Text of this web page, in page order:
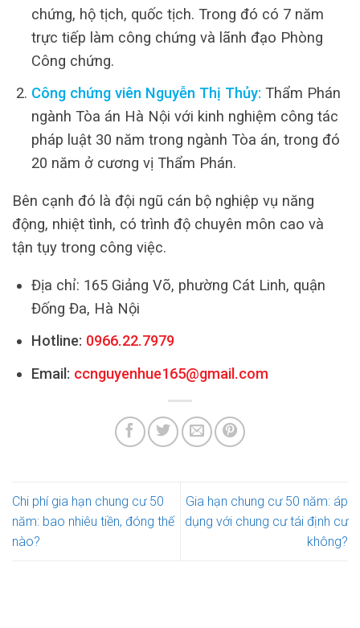
chứng, hộ tịch, quốc tịch. Trong đó có 7 năm
trực tiếp làm công chứng và lãnh đạo Phòng
Công chứng.
Công chứng viên Nguyễn Thị Thủy: Thẩm Phán
ngành Tòa án Hà Nội với kinh nghiệm công tác
pháp luật 30 năm trong ngành Tòa án, trong đó
20 năm ở cương vị Thẩm Phán.
Bên cạnh đó là đội ngũ cán bộ nghiệp vụ năng
động, nhiệt tình, có trình độ chuyên môn cao và
tận tụy trong công việc.
Địa chỉ: 165 Giảng Võ, phường Cát Linh, quận
Đống Đa, Hà Nội
Hotline: 0966.22.7979
Email: ccnguyenhue165@gmail.com
Chi phí gia hạn chung cư 50
năm: bao nhiêu tiền, đóng thế
nào?
Gia hạn chung cư 50 năm: áp
dụng với chung cư tái định cư
không?